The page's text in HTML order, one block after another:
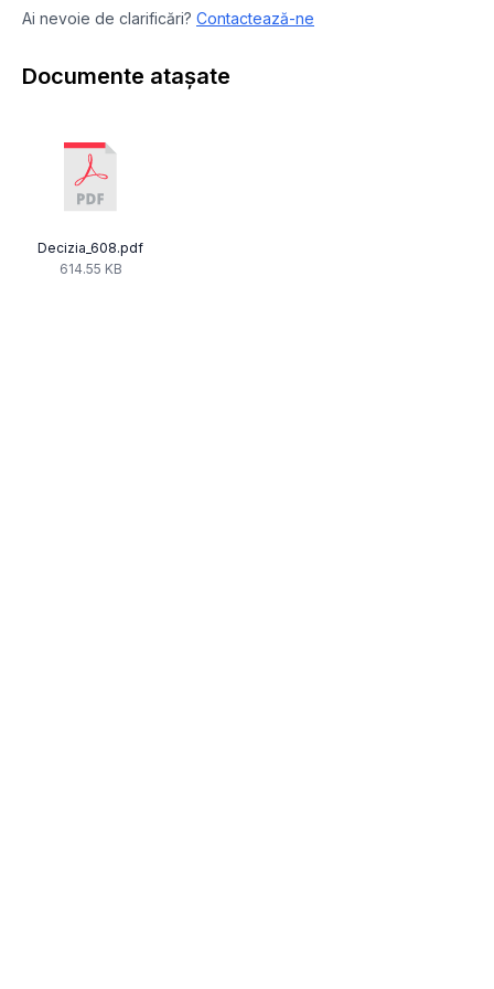
Ai nevoie de clarificări? Contactează-ne
Documente atașate
Decizia_608.pdf
614.55 KB